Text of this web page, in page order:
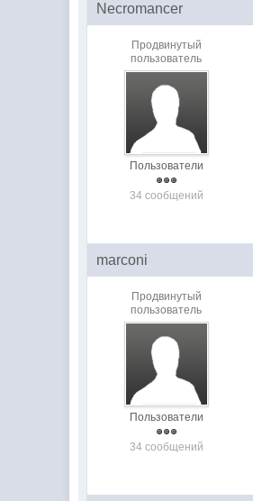
Necromancer
Продвинутый
пользователь
Пользователи
34 сообщений
marconi
Продвинутый
пользователь
Пользователи
34 сообщений